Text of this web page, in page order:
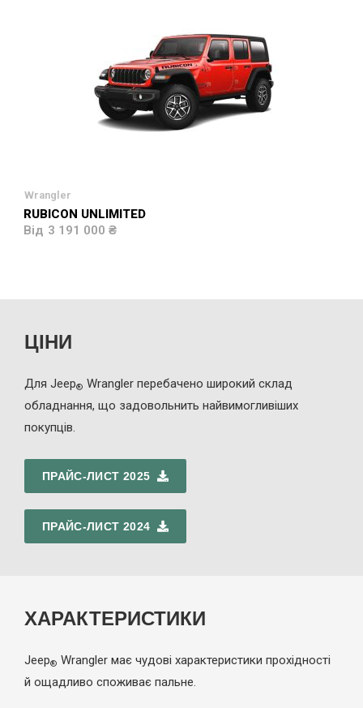
Wrangler
RUBICON UNLIMITED
3 191 000 ₴
ЦІНИ
Для Jeep® Wrangler перебачено широкий склад
обладнання, що задовольнить найвимогливіших
покупців.
ПРАЙС-ЛИСТ 2025
ПРАЙС-ЛИСТ 2024
ХАРАКТЕРИСТИКИ
Jeep® Wrangler має чудові характеристики прохідності
й ощадливо споживає пальне.